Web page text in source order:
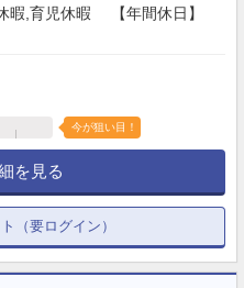
暇,育児休暇 【年間休日】
今が狙い目！
を見る
（要ログイン）